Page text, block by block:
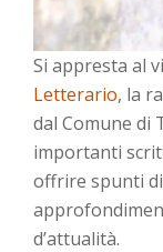
Si appresta al
Letterario, la
dal Comune di
importanti
offrire spunti
d’attualità.